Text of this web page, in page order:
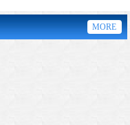
MORE